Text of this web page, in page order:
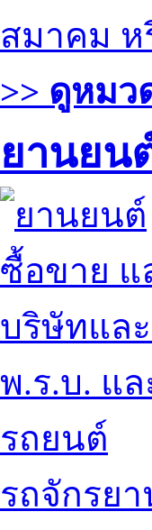
สมาคม ห
>> ดูหมว
ยานยน
ซื้อขาย แ
บริษัทแล
พ.ร.บ. แ
รถยนต์
รถจักรย